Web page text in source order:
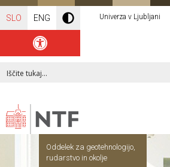
SLO ENG Univerza v Ljubljani
Oddelek za geotehnologijo,
rudarstvo in okolje